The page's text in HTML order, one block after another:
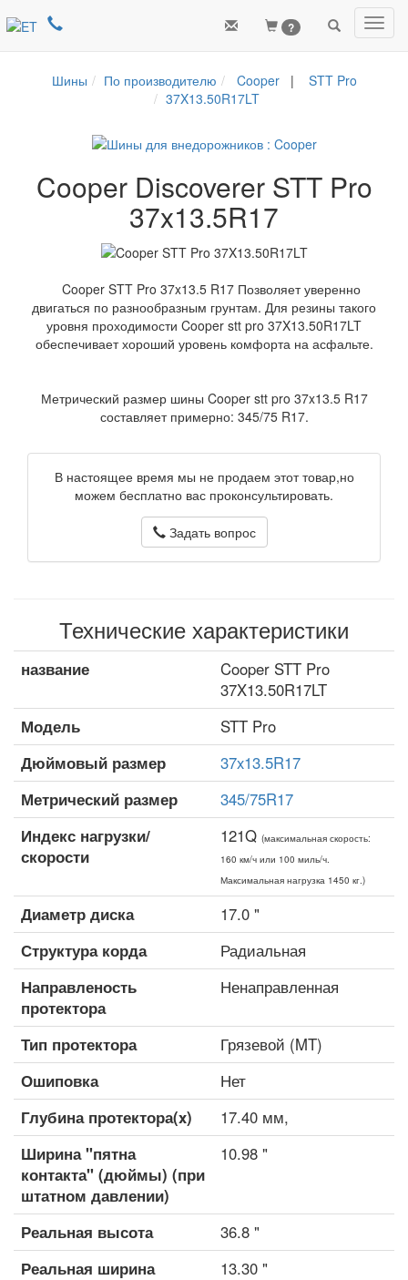
?
Шины По производителю Cooper|
STT Pro
37X13.50R17LT
Cooper Discoverer STT Pro
37x13.5R17
Cooper STT Pro 37x13.5 R17 Позволяет уверенно
двигаться по разнообразным грунтам. Для резины такого
уровня проходимости Cooper stt pro 37X13.50R17LT
обеспечивает хороший уровень комфорта на асфальте.
Метрический размер шины Cooper stt pro 37x13.5 R17
составляет примерно: 345/75 R17.
В настоящее время мы не продаем этот товар,но
можем бесплатно вас проконсультировать.
Задать вопрос
Технические характеристики
название
Cooper STT Pro
37X13.50R17LT
Модель
STT Pro
Дюймовый размер
37x13.5R17
Метрический размер
345/75R17
Индекс нагрузки/
скорости
121Q (максимальная скорость:
160 км/ч или 100 миль/ч.
Максимальная нагрузка 1450 кг.)
Диаметр диска
17.0 "
Структура корда
Радиальная
Направленость
протектора
Ненаправленная
Тип протектора
Грязевой (MT)
Ошиповка
Нет
Глубина протектора(x)
17.40 мм,
Ширина "пятна
контакта" (дюймы) (при
штатном давлении)
10.98 "
Реальная высота
36.8 "
Реальная ширина
13.30 "